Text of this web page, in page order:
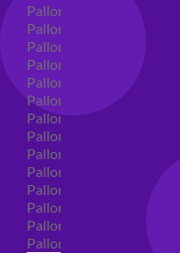
Palloncini Animali Shape
Palloncini Personaggi
Palloncini comunione
Palloncini Cresima shape
Palloncini laurea shape
Palloncini compleanno
Palloncini 18 anni shape
Palloncini 30 anni shape
Palloncini 40 anni shape
Palloncini 50 anni shape
Palloncini 60/70/80/90/
Palloncini Matrimonio
Palloncini Anniversario
Palloncini generici shape